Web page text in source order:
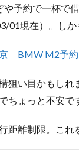
予約で一杯で
01現在）。しか
BMW M2予約
狙い目かもし
ちょっと不安で
距離制限。これ